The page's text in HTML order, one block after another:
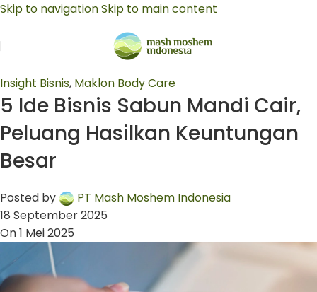
Skip to navigationSkip to main content
Insight Bisnis, Maklon Body Care
5 Ide Bisnis Sabun Mandi Cair,
Peluang Hasilkan Keuntungan
Besar
Posted by
PT Mash Moshem Indonesia
18 September 2025
On 1 Mei 2025